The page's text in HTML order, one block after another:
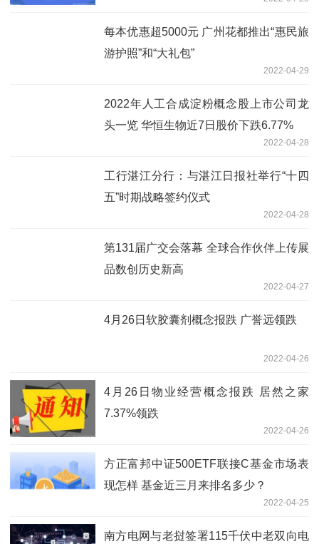
每本优惠超5000元 广州花都推出“惠民旅
游护照”和“大礼包”
2022-04-29
2022年人工合成淀粉概念股上市公司龙
头一览 华恒生物近7日股价下跌6.77%
2022-04-28
工行湛江分行：与湛江日报社举行“十四
五”时期战略签约仪式
2022-04-28
第131届广交会落幕 全球合作伙伴上传展
品数创历史新高
2022-04-27
4月26日软胶囊剂概念报跌 广誉远领跌
2022-04-26
4月26日物业经营概念报跌 居然之家
7.37%领跌
2022-04-26
方正富邦中证500ETF联接C基金市场表
现怎样 基金近三月来排名多少？
2022-04-25
南方电网与老挝签署115千伏中老双向电